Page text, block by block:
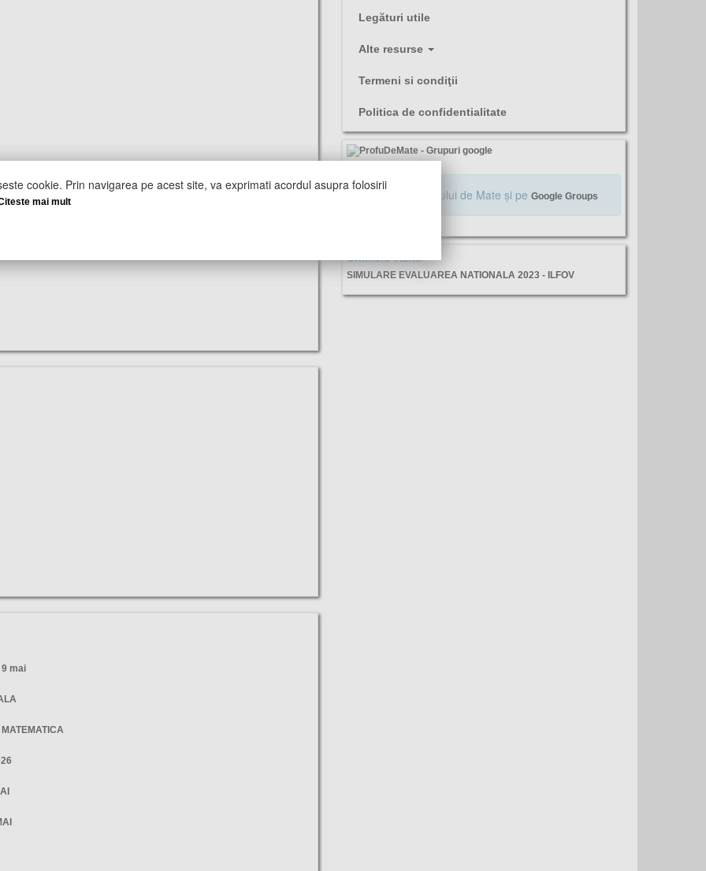
9 mai
Legături utile
Alte resurse
Termeni si condiţii
Politica de confidentialitate
Alăturaţi-vă Profului de Mate şi pe Google Groups
Ultimele vizite
SIMULARE EVALUAREA NATIONALA 2023 - ILFOV
cookie. Prin navigarea pe acest site, va exprimati acordul asupra folosirii
mai mult